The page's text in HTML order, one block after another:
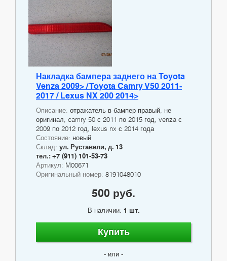
Накладка бампера заднего на Toyota
Venza 2009> / Toyota Camry V50 2011-
2017 / Lexus NX 200 2014>
Описание: отражатель в бампер правый, не
оригинал, camry 50 с 2011 по 2015 год, venza с
2009 по 2012 год, lexus nx с 2014 года
Состояние: новый
Склад: ул. Руставели, д. 13
тел.: +7 (911) 101-53-73
Артикул: M00671
Оригинальный номер: 8191048010
500 руб.
В наличии: 1 шт.
Купить
- или -